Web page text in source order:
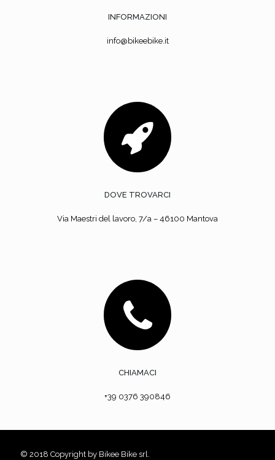
INFORMAZIONI
info@bikeebike.it
DOVE TROVARCI
Via Maestri del lavoro, 7/a – 46100 Mantova
CHIAMACI
+39 0376 390846
© 2018 Copyright by Bikee Bike srl.